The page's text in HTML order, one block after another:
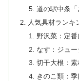
道の駅中条「
人気具材ランキ
野沢菜：定
なす：ジュ
切干大根：
きのこ類：